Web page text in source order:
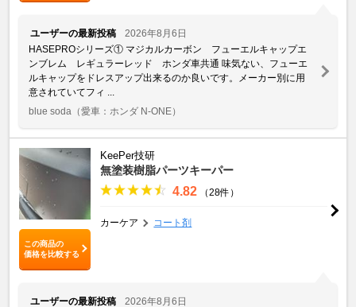
ユーザーの最新投稿
2026年8月6日
HASEPROシリーズ① マジカルカーボン フューエルキャップエ
ンブレム レギュラーレッド ホンダ車共通 味気ない、フューエ
ルキャップをドレスアップ出来るのか良いです。メーカー別に用
意されていてフィ ...
blue soda （愛車：ホンダ N-ONE）
この商品の
価格を比較する
KeePer技研
無塗装樹脂パーツキーパー
4.82 （28件）
カーケア コート剤
ユーザーの最新投稿
2026年8月6日